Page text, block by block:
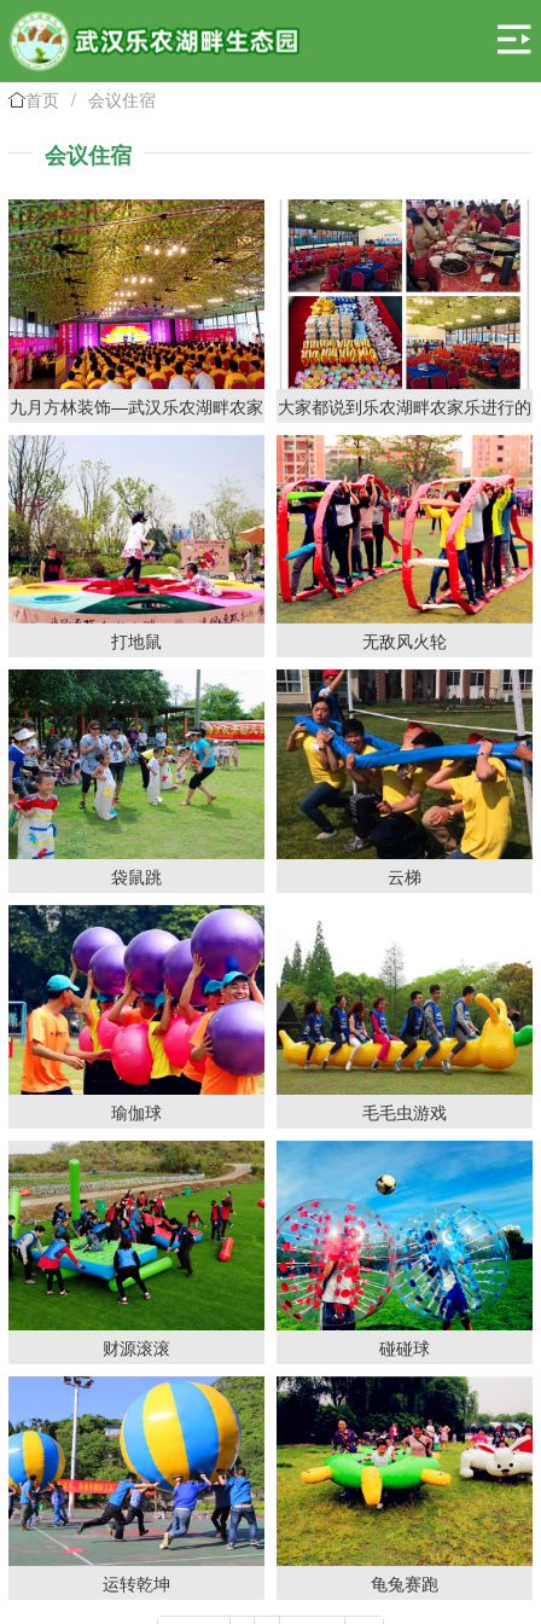

首页 / 会议住宿
会议住宿
九月方林装饰—武汉乐农湖畔农家
乐团建案例
大家都说到乐农湖畔农家乐进行的
武汉公司年会很有意义
打地鼠 无敌风火轮
袋鼠跳 云梯
瑜伽球 毛毛虫游戏
财源滚滚 碰碰球
运转乾坤 龟兔赛跑